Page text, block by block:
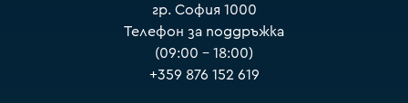
гр. София 1000
Телефон за поддръжка
(09:00 – 18:00)
+359 876 152 619